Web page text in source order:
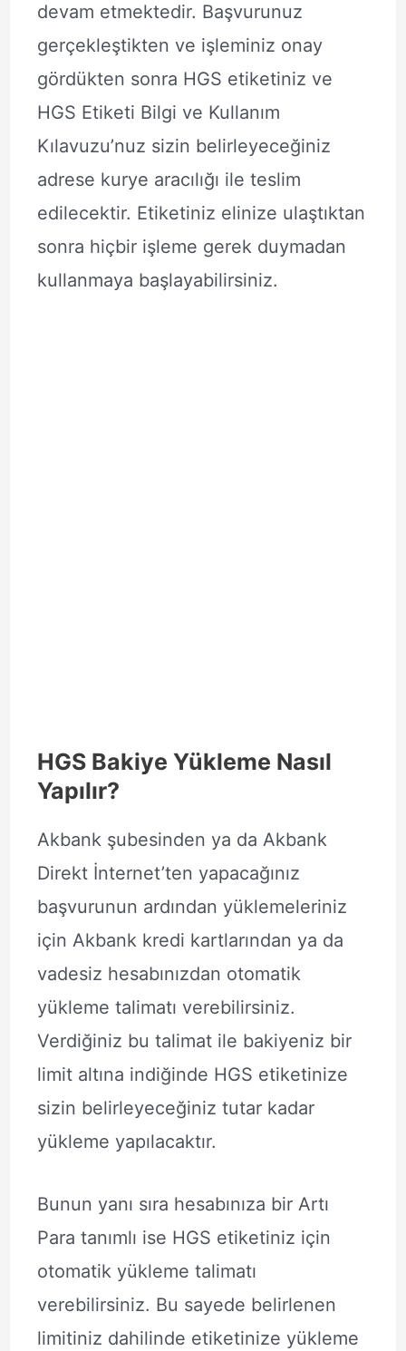
devam etmektedir. Başvurunuz
gerçekleştikten ve işleminiz onay
gördükten sonra HGS etiketiniz ve
HGS Etiketi Bilgi ve Kullanım
Kılavuzu’nuz sizin belirleyeceğiniz
adrese kurye aracılığı ile teslim
edilecektir. Etiketiniz elinize ulaştıktan
sonra hiçbir işleme gerek duymadan
kullanmaya başlayabilirsiniz.
HGS Bakiye Yükleme Nasıl
Yapılır?
Akbank şubesinden ya da Akbank
Direkt İnternet’ten yapacağınız
başvurunun ardından yüklemeleriniz
için Akbank kredi kartlarından ya da
vadesiz hesabınızdan otomatik
yükleme talimatı verebilirsiniz.
Verdiğiniz bu talimat ile bakiyeniz bir
limit altına indiğinde HGS etiketinize
sizin belirleyeceğiniz tutar kadar
yükleme yapılacaktır.
Bunun yanı sıra hesabınıza bir Artı
Para tanımlı ise HGS etiketiniz için
otomatik yükleme talimatı
verebilirsiniz. Bu sayede belirlenen
limitiniz dahilinde etiketinize yükleme